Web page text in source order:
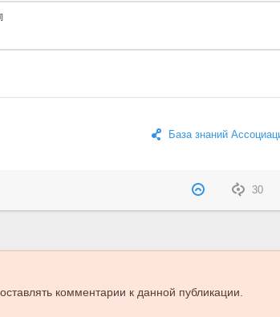
База знаний
30
комментарии к данной публикации.